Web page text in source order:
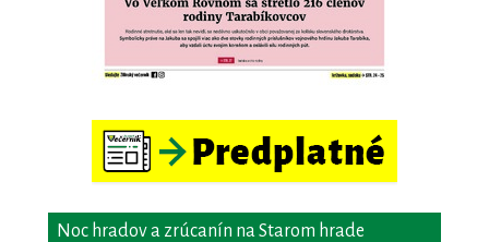
Noc hradov a zrúcanín na Starom hrade